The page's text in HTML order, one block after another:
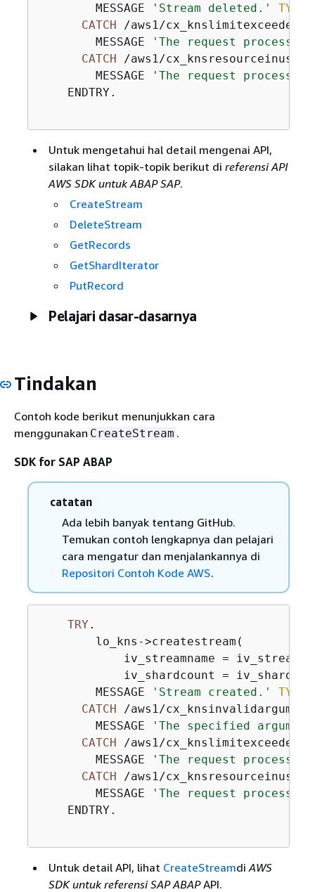
        MESSAGE
'Stream deleted.' TYPE
CATCH /aws1/
        MESSAGE
'The request
CATCH /aws1/
        MESSAGE
'The request
    ENDTRY.
Untuk mengetahui hal detail mengenai API,
silakan lihat topik-topik berikut di referensi API
AWS SDK untuk ABAP SAP.
CreateStream
DeleteStream
GetRecords
GetShardIterator
PutRecord
Pelajari dasar-dasarnya
Tindakan
Contoh kode berikut menunjukkan cara
menggunakan CreateStream .
SDK for SAP ABAP
catatan
Ada lebih banyak tentang GitHub.
Temukan contoh lengkapnya dan pelajari
cara mengatur dan menjalankannya di
Repositori Contoh Kode AWS.
TRY .
        lo_kns->createstream(
iv_streamname =
iv_shardcount =
        MESSAGE
'Stream created.' TYPE
CATCH /aws1/
        MESSAGE
'The specified
CATCH /aws1/
        MESSAGE
'The request
CATCH /aws1/
        MESSAGE
'The request
    ENDTRY.
Untuk detail API, lihat CreateStreamdiAWS
SDK untuk referensi SAP ABAPAPI.